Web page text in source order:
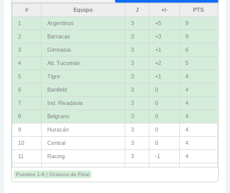
# Equipo J +/- PTS
1 Argentinos 3 +5 9
2 Barracas 3 +3 9
3 Gimnasia 3 +1 6
4 Atl. Tucumán 3 +2 5
5 Tigre 3 +1 4
6 Banfield 3 0 4
7 Ind. Rivadavia 3 0 4
8 Belgrano 3 0 4
9 Huracán 3 0 4
10 Central 3 0 4
11 Racing 3 -1 4
12 Estudiantes RC 3 -2 4
13 Sarmiento 3 -1 3
Puestos 1-8 | Octavos de Final